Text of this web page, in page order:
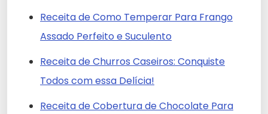
Receita de Como Temperar Para Frango
Assado Perfeito e Suculento
Receita de Churros Caseiros: Conquiste
Todos com essa Delícia!
Receita de Cobertura de Chocolate Para